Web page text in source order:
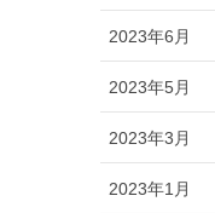
2023年6月
2023年5月
2023年3月
2023年1月